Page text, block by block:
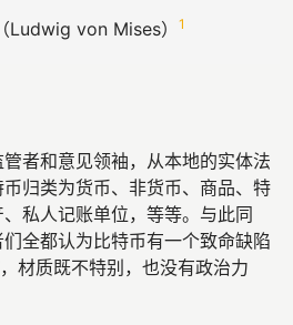
Ludwig von Mises） 1
者和意见领袖，从本地的实体法
归类为货币、非货币、商品、特
私人记账单位，等等。与此同
全都认为比特币有一个致命缺陷
材质既不特别，也没有政治力